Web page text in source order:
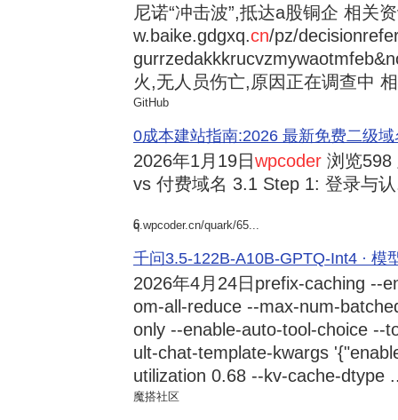
尼诺“冲击波”,抵达a股铜企 相关
w.baike.gdgxq.cn/pz/
火,无人员伤亡,原因正在调查中
GitHub
0成本建站指南:2026 最新免费二级
2026年1月19日wpcoder 浏览598
vs 付费域名 3.1 Step 1: 登录与
6
q.wpcoder.cn/quark/65...
千问3.5-122B-A10B-GPTQ-Int4 · 模
2026年4月24日 prefix-caching --
om-all-reduce --max-num-
only --enable-auto-tool-choice --
ult-chat-template-kwargs
utilization 0.68 --kv-cache-dtype
魔搭社区